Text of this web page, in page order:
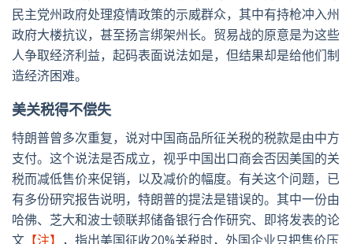
民主党州政府处理疫情政策的示威群众，其中有持枪冲入州
政府大楼抗议，甚至扬言绑架州长。贸易战的原意是为这些
人争取经济利益，起码表面说法如是，但结果却是给他们制
造经济困难。
美关税得不偿失
特朗普曾多次重复，说对中国商品所征关税的税款是由中方
支付。这个说法是否成立，视乎中国出口商会否因美国的关
税而减低售价来促销，以及减价的幅度。有关这个问题，已
有多份研究报告说明，特朗普的提法是错误的。其中一份由
哈佛、芝大和波士顿联邦储备银行合作研究、即将发表的论
文 【注】 ，指出美国征收20%关税时，外国企业只把售价压